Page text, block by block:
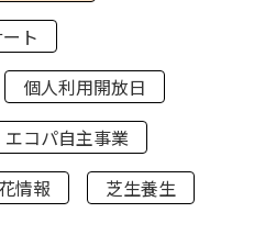
ト
個人利用開放日
エコパ自主事業
情報 芝生養生